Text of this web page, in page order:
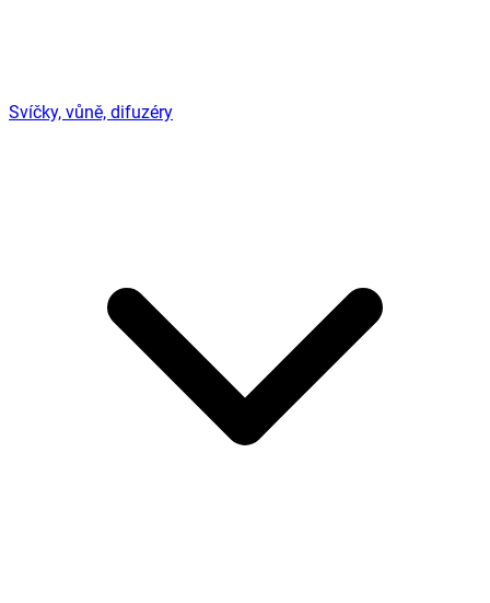
Svíčky, vůně, difuzéry